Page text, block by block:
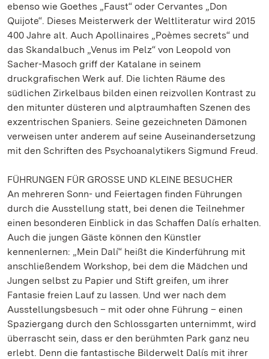
ebenso wie Goethes „Faust“ oder Cervantes „Don
Quijote“. Dieses Meisterwerk der Weltliteratur wird 2015
400 Jahre alt. Auch Apollinaires „Poèmes secrets“ und
das Skandalbuch „Venus im Pelz“ von Leopold von
Sacher-Masoch griff der Katalane in seinem
druckgrafischen Werk auf. Die lichten Räume des
südlichen Zirkelbaus bilden einen reizvollen Kontrast zu
den mitunter düsteren und alptraumhaften Szenen des
exzentrischen Spaniers. Seine gezeichneten Dämonen
verweisen unter anderem auf seine Auseinandersetzung
mit den Schriften des Psychoanalytikers Sigmund Freud.
FÜHRUNGEN FÜR GROSSE UND KLEINE BESUCHER
An mehreren Sonn- und Feiertagen finden Führungen
durch die Ausstellung statt, bei denen die Teilnehmer
einen besonderen Einblick in das Schaffen Dalís erhalten.
Auch die jungen Gäste können den Künstler
kennenlernen: „Mein Dalí“ heißt die Kinderführung mit
anschließendem Workshop, bei dem die Mädchen und
Jungen selbst zu Papier und Stift greifen, um ihrer
Fantasie freien Lauf zu lassen. Und wer nach dem
Ausstellungsbesuch – mit oder ohne Führung – einen
Spaziergang durch den Schlossgarten unternimmt, wird
überrascht sein, dass er den berühmten Park ganz neu
erlebt. Denn die fantastische Bilderwelt Dalís mit ihrer